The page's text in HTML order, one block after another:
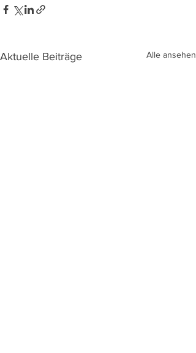
Aktuelle Beiträge Alle ansehen